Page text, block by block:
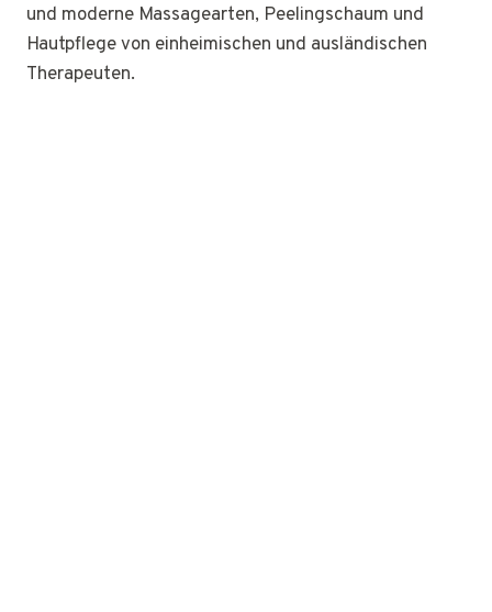
und moderne Massagearten, Peelingschaum und
Hautpflege von einheimischen und ausländischen
Therapeuten.